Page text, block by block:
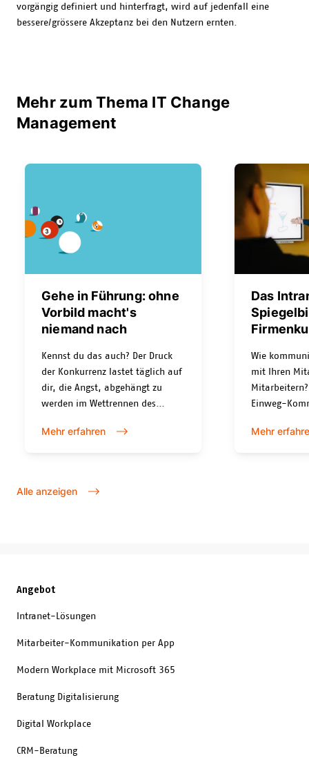
vorgängig definiert und hinterfragt, wird auf jedenfall eine
bessere/grössere Akzeptanz bei den Nutzern ernten.
Mehr zum Thema IT Change
Management
Gehe in Führung: ohne
Vorbild macht's
niemand nach
Kennst du das auch? Der Druck
der Konkurrenz lastet täglich auf
dir, die Angst, abgehängt zu
werden im Wettrennen des
anderen sind agil, schnell und
Tools ein.
Mehr erfahren
Das
Wie
mit Ihren
Mitarbeitern?
Einweg-
wie sieht’s
Mehr
Alle anzeigen
Angebot
Intranet-Lösungen
Mitarbeiter-Kommunikation per App
Modern Workplace mit Microsoft 365
Beratung Digitalisierung
Digital Workplace
CRM-Beratung